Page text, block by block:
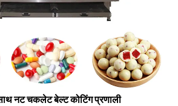
नट चकलेट बेल्ट कोटिंग प्रणाली